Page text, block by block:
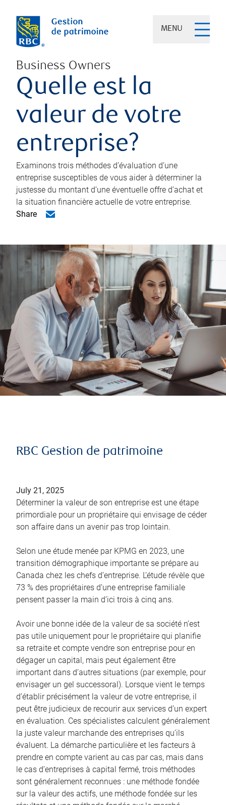
MENU
Business Owners
Quelle est la
valeur de votre
entreprise?
Examinons trois méthodes d’évaluation d’une
entreprise susceptibles de vous aider à déterminer la
justesse du montant d’une éventuelle offre d’achat et
la situation financière actuelle de votre entreprise.
Share
RBC Gestion de patrimoine
July 21, 2025
Déterminer la valeur de son entreprise est une étape
primordiale pour un propriétaire qui envisage de céder
son affaire dans un avenir pas trop lointain.
Selon une étude menée par KPMG en 2023, une
transition démographique importante se prépare au
Canada chez les chefs d’entreprise. L’étude révèle que
73 % des propriétaires d’une entreprise familiale
pensent passer la main d’ici trois à cinq ans.
Avoir une bonne idée de la valeur de sa société n’est
pas utile uniquement pour le propriétaire qui planifie
sa retraite et compte vendre son entreprise pour en
dégager un capital, mais peut également être
important dans d’autres situations (par exemple, pour
envisager un gel successoral). Lorsque vient le temps
d’établir précisément la valeur de votre entreprise, il
peut être judicieux de recourir aux services d’un expert
en évaluation. Ces spécialistes calculent généralement
la juste valeur marchande des entreprises qu’ils
évaluent. La démarche particulière et les facteurs à
prendre en compte varient au cas par cas, mais dans
le cas d’entreprises à capital fermé, trois méthodes
sont généralement reconnues : une méthode fondée
sur la valeur des actifs, une méthode fondée sur les